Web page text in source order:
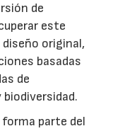
de
este
original,
basadas
de
forma parte del